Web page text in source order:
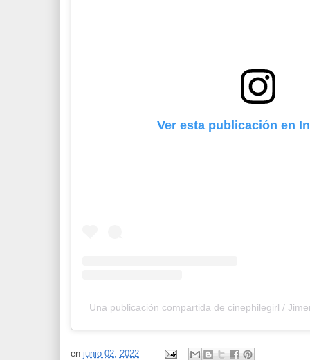
Ver esta publicación en
Una publicación compartida de cinephilegirl /
en junio 02, 2022